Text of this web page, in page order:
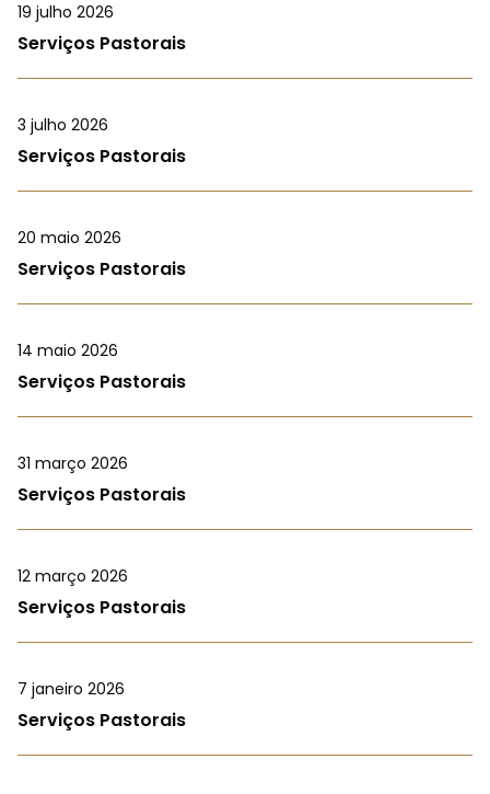
19 julho 2026
Serviços Pastorais
3 julho 2026
Serviços Pastorais
20 maio 2026
Serviços Pastorais
14 maio 2026
Serviços Pastorais
31 março 2026
Serviços Pastorais
12 março 2026
Serviços Pastorais
7 janeiro 2026
Serviços Pastorais